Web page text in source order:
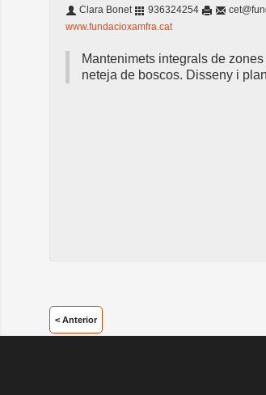
Clara Bonet
936324254
www.fundacioxamfra.cat
Mantenimets integrals de
neteja de boscos. Disseny i
< Anterior